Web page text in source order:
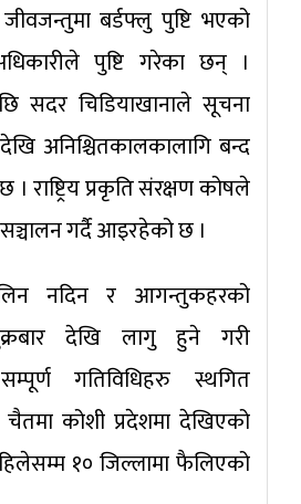
बर्डफ्लु पुष्टि भएको
पुष्टि गरेका छन् ।
सदर चिडियाखानाले सूचना
अनिश्चितकालकालागि बन्द
राष्ट्रिय प्रकृति संरक्षण कोषले
गर्दै आइरहेको छ ।
नदिन र आगन्तुकहरको
देखि लागु हुने गरी
गतिविधिहरु स्थगित
कोशी प्रदेशमा देखिएको
१० जिल्लामा फैलिएको